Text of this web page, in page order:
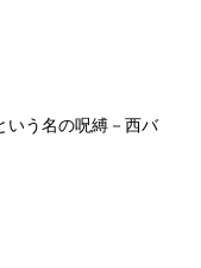
いう名の呪縛－西バ